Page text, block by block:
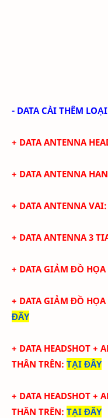
- DATA CÀI THÊM
+ DATA ANTENNA
+ DATA ANTENNA
+ DATA ANTENNA VAI:
+ DATA ANTENNA 3
+ DATA GIẢM ĐỒ
+ DATA GIẢM ĐỒ HỌA
ĐÂY
+ DATA HEADSHOT +
THÂN TRÊN: TẠI ĐÂY
+ DATA HEADSHOT +
THÂN TRÊN: TẠI ĐÂY